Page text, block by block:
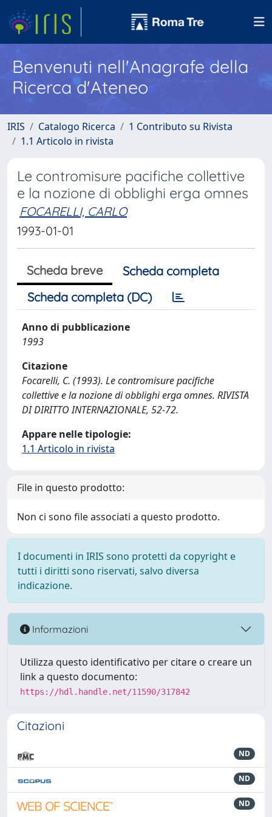
Benvenuti nell'Anagrafe della
Ricerca d'Ateneo
IRIS Catalogo Ricerca
1 Contributo su Rivista
1.1 Articolo in rivista
Le contromisure pacifiche collettive
e la nozione di obblighi erga omnes
FOCARELLI, CARLO
1993-01-01
Scheda breve
Scheda completa
Scheda completa (DC)
Anno di pubblicazione
1993
Citazione
Focarelli, C. (1993). Le contromisure pacifiche
collettive e la nozione di obblighi erga omnes. RIVISTA
DI DIRITTO INTERNAZIONALE, 52-72.
Appare nelle tipologie:
1.1 Articolo in rivista
File in questo prodotto:
Non ci sono file associati a questo prodotto.
I documenti in IRIS sono protetti da copyright e
tutti i diritti sono riservati, salvo diversa
indicazione.
Informazioni
Utilizza questo identificativo per citare o creare un
link a questo documento:
https://hdl.handle.net/11590/317842
Citazioni
ND
ND
ND